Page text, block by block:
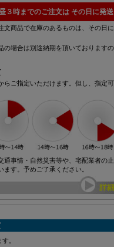
３時までのご注文は その日に発送
文商品で在庫のあるものは、その日
の場合は別途納期を頂いております
らご指定いただけます。但し、指定
通事情・自然災害等や、宅配業者の
す。予めご了承ください。
。